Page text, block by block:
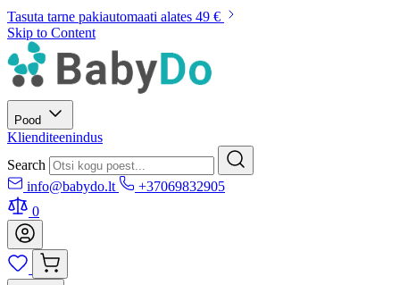
Tasuta tarne pakiautomaati alates 49 €
Skip to Content
Pood
Klienditeenindus
Search
info@babydo.lt
+37069832905
0